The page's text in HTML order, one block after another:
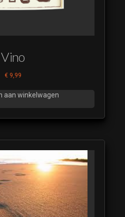
Vino
€ 9,99
aan winkelwagen